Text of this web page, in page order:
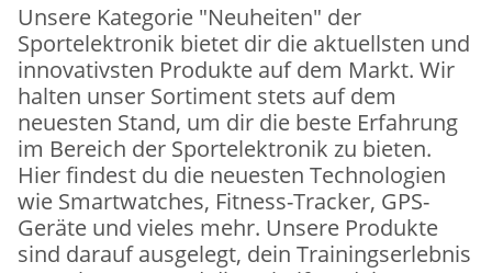
Unsere Kategorie "Neuheiten" der
Sportelektronik bietet dir die aktuellsten und
innovativsten Produkte auf dem Markt. Wir
halten unser Sortiment stets auf dem
neuesten Stand, um dir die beste Erfahrung
im Bereich der Sportelektronik zu bieten.
Hier findest du die neuesten Technologien
wie Smartwatches, Fitness-Tracker, GPS-
Geräte und vieles mehr. Unsere Produkte
sind darauf ausgelegt, dein Trainingserlebnis